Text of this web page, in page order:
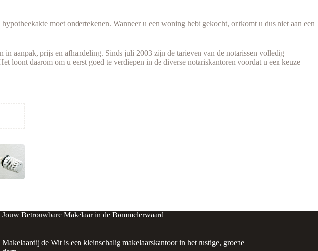
moet ondertekenen. Wanneer u een woning hebt gekocht, ontkomt u dus niet aan een
aanpak, prijs en afhandeling. Sinds juli 2003 zijn de tarieven van de notarissen volledig
loont daarom om u eerst goed te verdiepen in de diverse notariskantoren voordat u een keuze
Jouw Betrouwbare Makelaar in de Bommelerwaard
Makelaardij de Wit is een kleinschalig makelaarskantoor in het rustige, groene